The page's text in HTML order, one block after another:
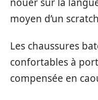
moyen d’un
Les chaussures
confortables à
compensée en